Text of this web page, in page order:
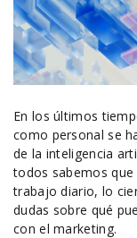
En los últimos
como personal se
de la inteligencia
todos sabemos
trabajo diario, lo
dudas sobre qué
con el marketing.